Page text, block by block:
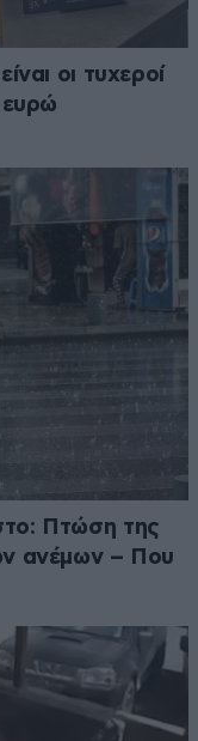
οι τυχεροί
ευρώ
Πτώση της
ανέμων – Που